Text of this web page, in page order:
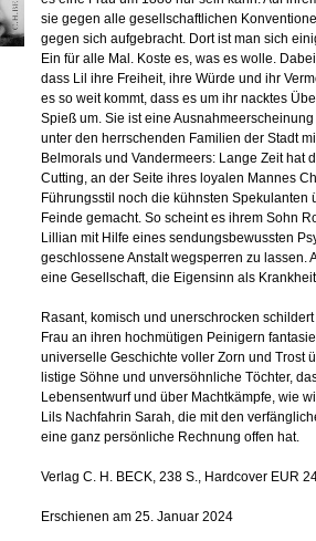
sie gegen alle gesellschaftlichen
gegen sich aufgebracht. Dort ist man sich
Ein für alle Mal. Koste es, was es wolle.
dass Lil ihre Freiheit, ihre Würde und ihr
es so weit kommt, dass es um ihr nacktes
Spieß um. Sie ist eine
unter den herrschenden Familien der Stadt
Belmorals und Vandermeers: Lange Zeit hat
Cutting, an der Seite ihres loyalen Mannes
Führungsstil noch die kühnsten Spekulanten
Feinde gemacht. So scheint es ihrem Sohn
Lillian mit Hilfe eines sendungsbewussten
geschlossene Anstalt wegsperren zu lassen.
eine Gesellschaft, die Eigensinn als
Rasant, komisch und unerschrocken
Frau an ihren hochmütigen Peinigern
universelle Geschichte voller Zorn und Trost
listige Söhne und unversöhnliche Töchter,
Lebensentwurf und über Machtkämpfe, wie
Lils Nachfahrin Sarah, die mit den
eine ganz persönliche Rechnung offen hat.
Verlag C. H. BECK, 238 S., Hardcover EUR
Erschienen am 25. Januar 2024